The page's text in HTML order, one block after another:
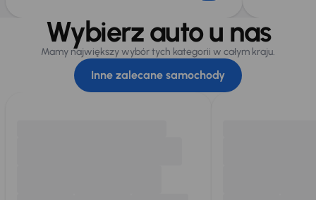
Wybierz auto u nas
Mamy największy wybór tych kategorii w całym kraju.
Inne zalecane samochody